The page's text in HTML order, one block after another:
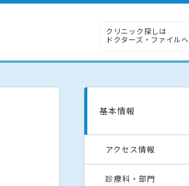
クリニック探しは
ドクターズ・ファイルへ
基本情報
アクセス情報
診療科・部門